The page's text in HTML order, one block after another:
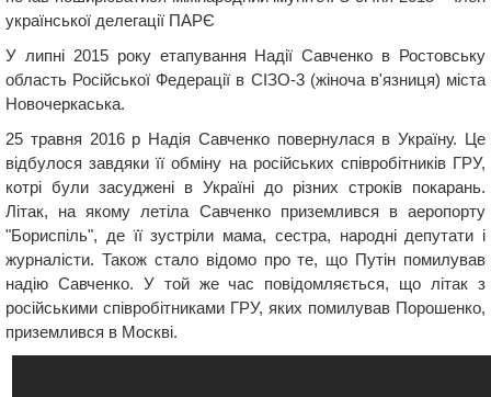
української делегації ПАРЄ
У липні 2015 року етапування Надії Савченко в Ростовську
область Російської Федерації в СІЗО-3 (жіноча в'язниця) міста
Новочеркаська.
25 травня 2016 р Надія Савченко повернулася в Україну. Це
відбулося завдяки її обміну на російських співробітників ГРУ,
котрі були засуджені в Україні до різних строків покарань.
Літак, на якому летіла Савченко приземлився в аеропорту
"Бориспіль", де її зустріли мама, сестра, народні депутати і
журналісти. Також стало відомо про те, що Путін помилував
надію Савченко. У той же час повідомляється, що літак з
російськими співробітниками ГРУ, яких помилував Порошенко,
приземлився в Москві.